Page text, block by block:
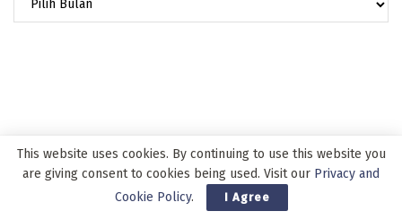
This website uses cookies. By continuing to use this website you
are giving consent to cookies being used. Visit our Privacy and
Cookie Policy. I Agree